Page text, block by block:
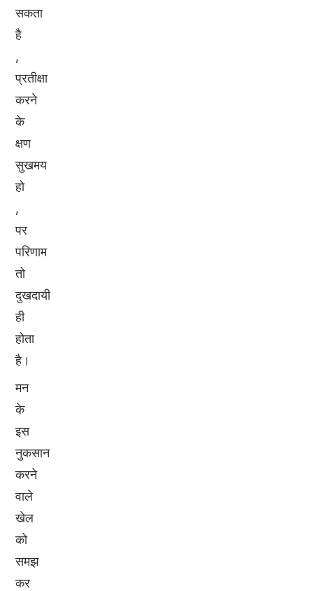
सकता
है
,
प्रतीक्षा
करने
के
क्षण
सुखमय
हो
,
पर
परिणाम
तो
दुखदायी
ही
होता
है।
मन
के
इस
नुकसान
करने
वाले
खेल
को
समझ
कर